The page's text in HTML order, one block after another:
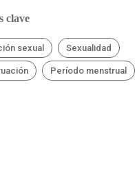
clave
sexual Sexualidad
Período menstrual